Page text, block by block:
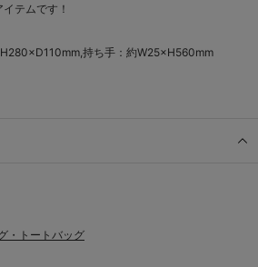
テムです！
持ち手：約W25×H560mm
・トートバッグ